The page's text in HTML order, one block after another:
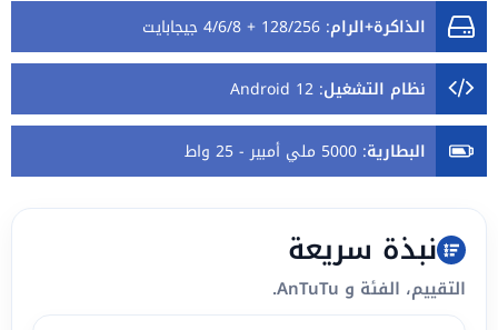
الذاكرة+الرام: 128/256 + 4/6/8 جيجابايت
نظام التشغيل:
Android 12
البطارية: 5000 ملي أمبير - 25 واط
نبذة سريعة
التقييم، الفئة و AnTuTu.